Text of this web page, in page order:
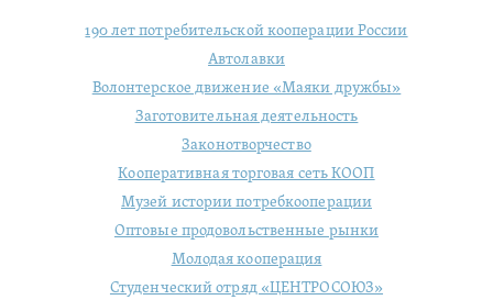
190 лет потребительской кооперации России
Автолавки
Волонтерское движение «Маяки дружбы»
Заготовительная деятельность
Законотворчество
Кооперативная торговая сеть КООП
Музей истории потребкооперации
Оптовые продовольственные рынки
Молодая кооперация
Студенческий отряд «ЦЕНТРОСОЮЗ»